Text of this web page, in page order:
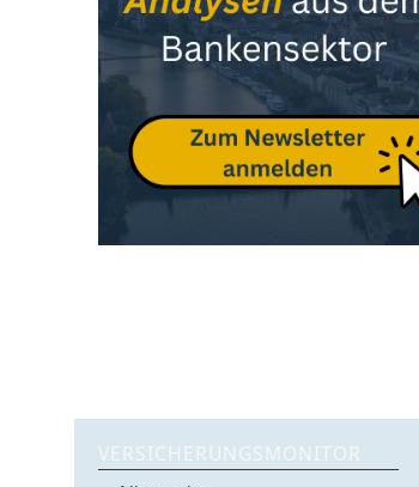
VERSICHERUNGSMONITOR